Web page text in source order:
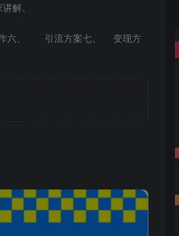
解。
六、 引流方案七、 变现方